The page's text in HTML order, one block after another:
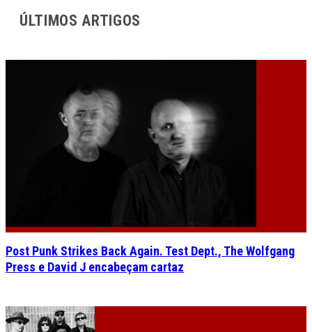
ÚLTIMOS ARTIGOS
Post Punk Strikes Back Again. Test Dept., The Wolfgang
Press e David J encabeçam cartaz